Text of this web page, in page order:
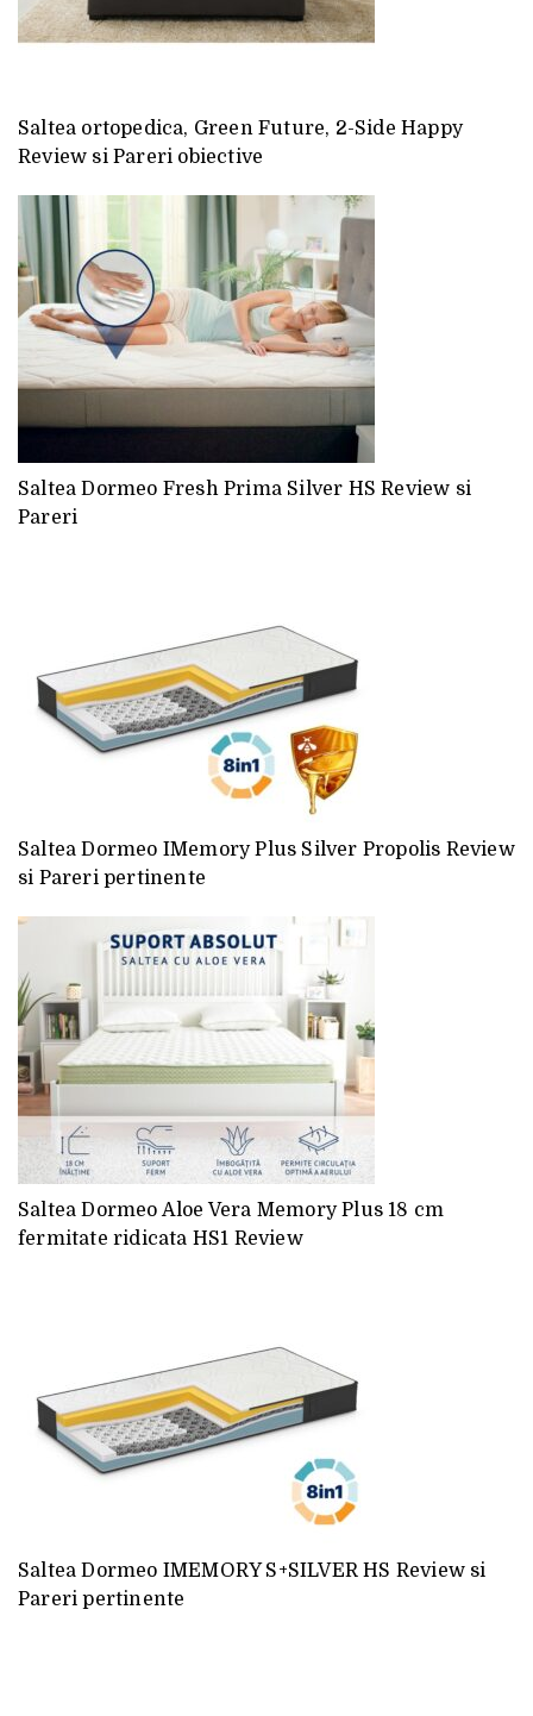
Saltea ortopedica, Green Future, 2-Side Happy
Review si Pareri obiective
Saltea Dormeo Fresh Prima Silver HS Review si
Pareri
Saltea Dormeo IMemory Plus Silver Propolis Review
si Pareri pertinente
Saltea Dormeo Aloe Vera Memory Plus 18 cm
fermitate ridicata HS1 Review
Saltea Dormeo IMEMORY S+SILVER HS Review si
Pareri pertinente